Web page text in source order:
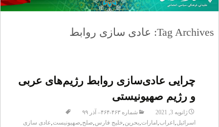
Tag Archives: عادی سازی روابط
چرایی عادی‌سازی روابط رژیم‌های عربی
و رژیم صهیونیستی
ژانویه 3, 2021
شماره ۴۶۳-۴۶۴– آذر ۹۹
اسرائیل, اعراب, امارات,بحرین,خلیج فارس,صلح,صهیونیست,عادی سازی